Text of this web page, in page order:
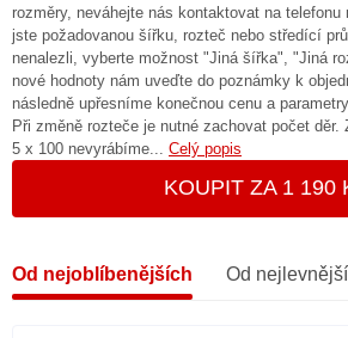
rozměry, neváhejte nás kontaktovat na
jste požadovanou šířku, rozteč nebo středící
nenalezli, vyberte možnost "Jiná šířka", "Jiná
nové hodnoty nám uveďte do poznámky k
následně upřesníme konečnou cenu a
Při změně rozteče je nutné zachovat počet děr.
5 x 100 nevyrábíme... Celý popis
KOUPIT ZA 1 190
Od nejoblíbenějších Od